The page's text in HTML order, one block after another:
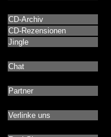
CD-Archiv
CD-Rezensionen
Jingle
Chat
Partner
Verlinke uns